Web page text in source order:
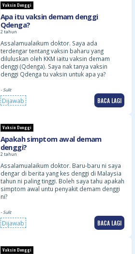
Vaksin Denggi
Apa itu vaksin demam denggi
Qdenga?
2 tahun
Assalamualaikum doktor. Saya ada
terdengar tentang vaksin baharu yang
diluluskan oleh KKM iaitu vaksin demam
denggi (Qdenga). Saya nak tanya vaksin
denggi Qdenga tu vaksin untuk apa ya?
- Sulit
Dijawab BACA LAGI
Vaksin Denggi
Apakah simptom awal demam
denggi?
2 tahun
Assalamualaikum doktor. Baru-baru ni saya
dengar di berita yang kes denggi di Malaysia
tahun ni paling tinggi. Boleh saya tahu apakah
simptom awal untu penyakit demam denggi
ni?
- Sulit
Dijawab BACA LAGI
Vaksin Denggi